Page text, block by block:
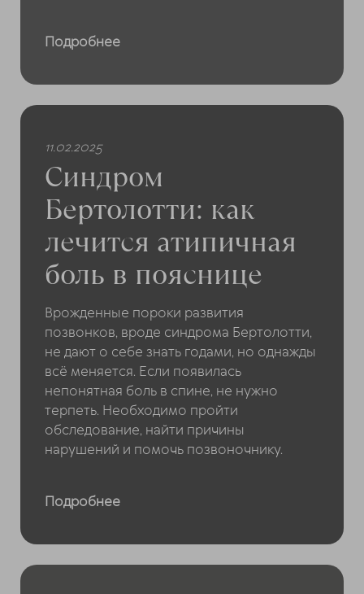
Подробнее
11.02.2025
Синдром
Бертолотти: как
лечится атипичная
боль в пояснице
Врожденные пороки развития
позвонков, вроде синдрома Бертолотти,
не дают о себе знать годами, но однажды
всё меняется. Если появилась
непонятная боль в спине, не нужно
терпеть. Необходимо пройти
обследование, найти причины
нарушений и помочь позвоночнику.
Подробнее